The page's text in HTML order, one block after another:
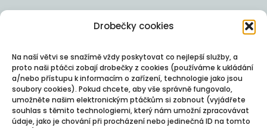
Drobečky cookies
Na naší větvi se snažímě vždy poskytovat co nejlepší služby, a
proto naši ptáčci zobají drobečky z cookies (používáme k ukládání
a/nebo přístupu k informacím o zařízení, technologie jako jsou
soubory cookies). Pokud chcete, aby vše správně fungovalo,
umožněte našim elektronickým ptáčkům si zobnout (vyjádřete
souhlas s těmito technologiemi, který nám umožní zpracovávat
údaje, jako je chování při procházení nebo jedinečná ID na tomto